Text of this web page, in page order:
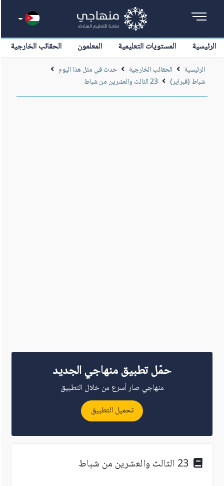
الرئيسية المستويات التعليمية المعلمون الحقائب الخارجية
الرئيسية الحقائب الخارجية
حدث في مثل هذا اليوم
شباط (فبراير)
23 الثالث والعشرين من شباط
حمّل تطبيق منهاجي الجديد
منهاجي صار أسرع من خلال التطبيق
تحميل التطبيق